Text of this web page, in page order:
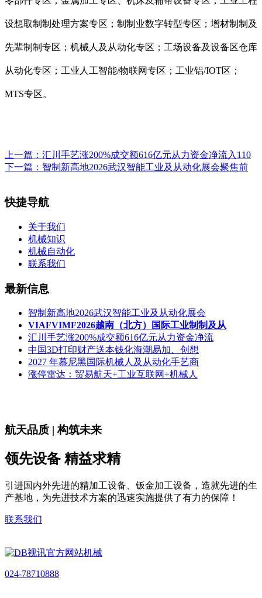
设想取制制处理方案专区；制制业数字转型专区；增材制制及
先辈制制专区；机械人及从动化专区；工场设备及设备区仓库
从动化专区；工业人工智能/物联网专区；工业铝/IOT区；
MTS专区。
上一篇： 汇川手艺涨200%成交额616亿元从力资金净流入110
下一篇： 智制新高地2026武汉智能工业及从动化展会聚焦前
快捷导航
关于我们
机械知识
机械自动化
联系我们
最新信息
智制新高地2026武汉智能工业及从动化展会
VIAFVIMF2026越南（北方）国际工业制制及从
汇川手艺涨200%成交额616亿元从力资金净流
中国3D打印财产送本钱化海潮易加、创想
2027 年慕尼黑国际机械人及从动化手艺商
涨停雷达：贸易航天+工业互联网+机械人
航天品质 | 构筑未来
领先设备 精益求精
引进国内外先进的精加工设备、钣金加工设备，造就先进的生
产基地，为先进技术方案的迅速实施提供了有力的保障！
联系我们
024-78710888